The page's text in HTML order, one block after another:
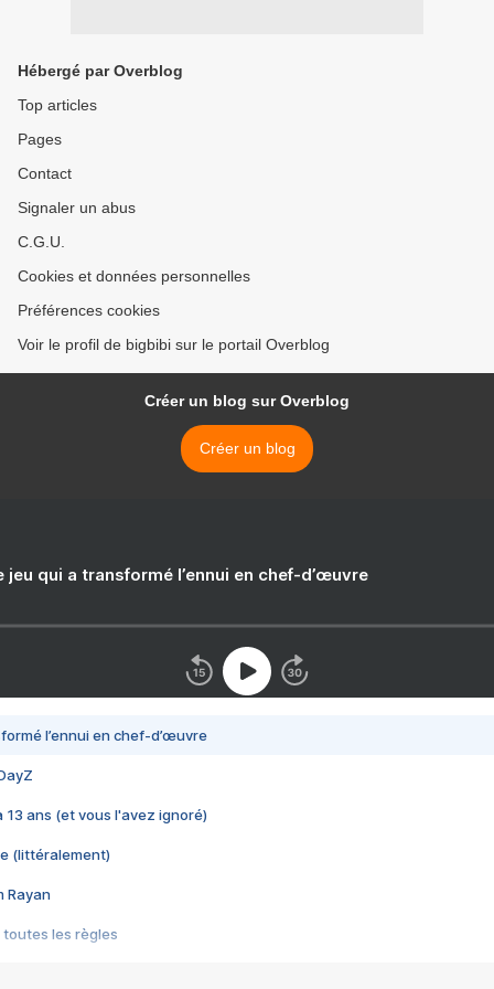
Hébergé par Overblog
Top articles
Pages
Contact
Signaler un abus
C.G.U.
Cookies et données personnelles
Préférences cookies
Voir le profil de bigbibi sur le portail Overblog
Créer un blog sur Overblog
Créer un blog
jeu qui a transformé l’ennui en chef-d’œuvre
l’ennui en chef-d’œuvre
13 ans (et vous l'avez ignoré)
(littéralement)
Rayan
toutes les règles